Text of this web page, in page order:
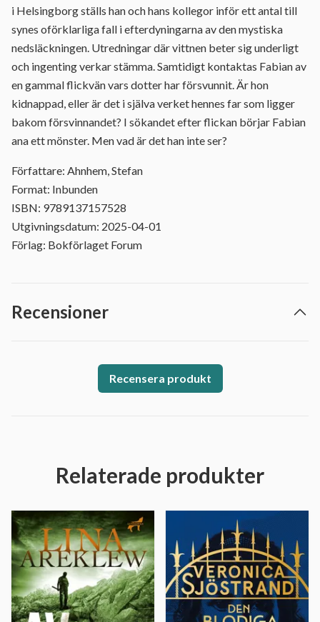
i Helsingborg ställs han och hans kollegor inför ett antal till
synes oförklarliga fall i efterdyningarna av den mystiska
nedsläckningen. Utredningar där vittnen beter sig underligt
och ingenting verkar stämma. Samtidigt kontaktas Fabian av
en gammal flickvän vars dotter har försvunnit. Är hon
kidnappad, eller är det i själva verket hennes far som ligger
bakom försvinnandet? I sökandet efter flickan börjar Fabian
ana ett mönster. Men vad är det han inte ser?
Författare: Ahnhem, Stefan
Format: Inbunden
ISBN: 9789137157528
Utgivningsdatum: 2025-04-01
Förlag: Bokförlaget Forum
Recensioner
Recensera produkt
Relaterade produkter